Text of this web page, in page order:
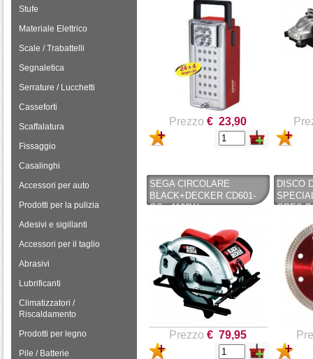
Stufe
Materiale Elettrico
Scale / Trabattelli
Segnaletica
Serrature / Lucchetti
Casseforti
Scaffalatura
Fissaggio
Casalinghi
Accessori per auto
Prodotti per la pulizia
Adesivi e sigillanti
Accessori per il taglio
Abrasivi
Lubrificanti
Climatizzatori /
Riscaldamento
Prodotti per legno
Pile / Batterie
Prezzo € 23,90
RPM
SEGA CIRCOLARE
BLACK+DECKER CD601-
QS , 1100W
Prezzo € 79,95
DISCO
GRES